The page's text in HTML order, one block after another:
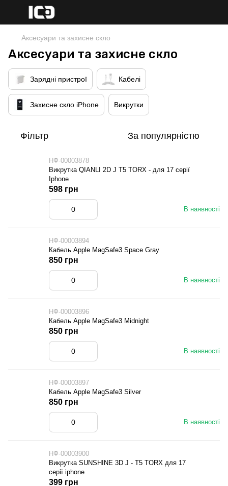
Аксесуари та захисне скло
Аксесуари та захисне скло
Зарядні пристрої Кабелі
Захисне скло iPhone Викрутки
Фільтр За популярністю
НФ-00003878
Викрутка QIANLI 2D J T5 TORX - для 17 серії
Iphone
В наявності
598 грн
НФ-00003894
Кабель Apple MagSafe3 Space Gray
В наявності
850 грн
НФ-00003896
Кабель Apple MagSafe3 Midnight
В наявності
850 грн
НФ-00003897
Кабель Apple MagSafe3 Silver
В наявності
850 грн
НФ-00003900
Викрутка SUNSHINE 3D J - T5 TORX для 17
серії iphone
399 грн